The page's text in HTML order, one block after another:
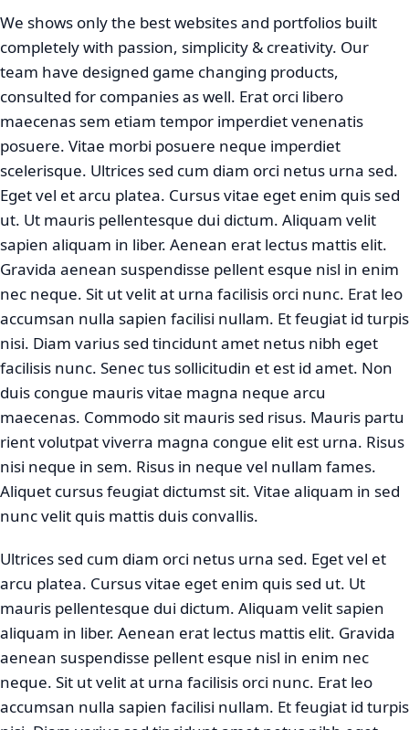
We shows only the best websites and portfolios built
completely with passion, simplicity & creativity. Our
team have designed game changing products,
consulted for companies as well. Erat orci libero
maecenas sem etiam tempor imperdiet venenatis
posuere. Vitae morbi posuere neque imperdiet
scelerisque. Ultrices sed cum diam orci netus urna sed.
Eget vel et arcu platea. Cursus vitae eget enim quis sed
ut. Ut mauris pellentesque dui dictum. Aliquam velit
sapien aliquam in liber. Aenean erat lectus mattis elit.
Gravida aenean suspendisse pellent esque nisl in enim
nec neque. Sit ut velit at urna facilisis orci nunc. Erat leo
accumsan nulla sapien facilisi nullam. Et feugiat id turpis
nisi. Diam varius sed tincidunt amet netus nibh eget
facilisis nunc. Senec tus sollicitudin et est id amet. Non
duis congue mauris vitae magna neque arcu
maecenas. Commodo sit mauris sed risus. Mauris partu
rient volutpat viverra magna congue elit est urna. Risus
nisi neque in sem. Risus in neque vel nullam fames.
Aliquet cursus feugiat dictumst sit. Vitae aliquam in sed
nunc velit quis mattis duis convallis.
Ultrices sed cum diam orci netus urna sed. Eget vel et
arcu platea. Cursus vitae eget enim quis sed ut. Ut
mauris pellentesque dui dictum. Aliquam velit sapien
aliquam in liber. Aenean erat lectus mattis elit. Gravida
aenean suspendisse pellent esque nisl in enim nec
neque. Sit ut velit at urna facilisis orci nunc. Erat leo
accumsan nulla sapien facilisi nullam. Et feugiat id turpis